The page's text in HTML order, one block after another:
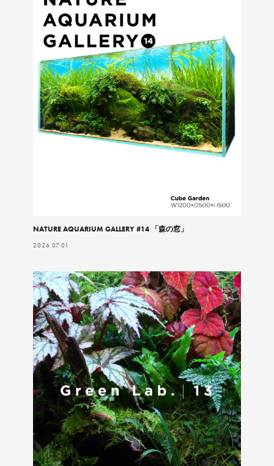
NATURE AQUARIUM GALLERY #14 「森の窓」
2026.07.01